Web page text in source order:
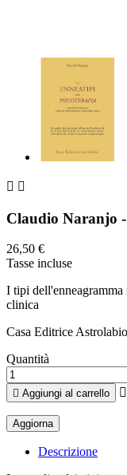
 
Claudio Naranjo
26,50 €
Tasse incluse
I tipi dell'enneagramma
clinica
Casa Editrice
Quantità
 Aggiungi al carrello 
Descrizione